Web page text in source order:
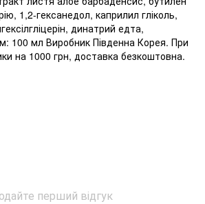
1,2-гексанедол, каприлил гліколь,
динатрий едта,
100 мл Виробник Південна Корея. При
на 1000 грн, доставка безкоштовна.
перший відгук